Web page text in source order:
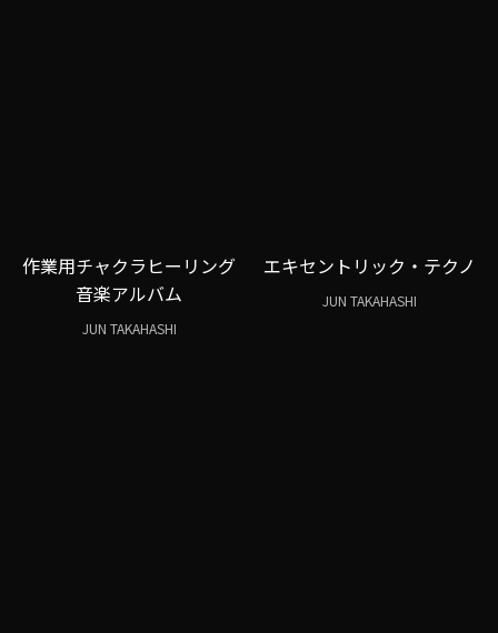
作業用チャクラヒーリング
音楽アルバム
JUN TAKAHASHI
エキセントリック・テクノ
JUN TAKAHASHI